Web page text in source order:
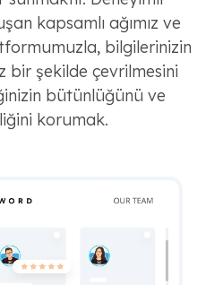
kapsamlı ağımız ve
bilgilerinizin
bir şekilde çevrilmesini
bütünlüğünü ve
korumak.